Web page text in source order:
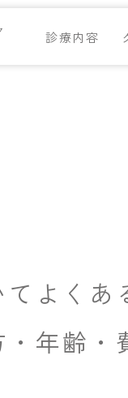
診療内容
てよく
・年齢